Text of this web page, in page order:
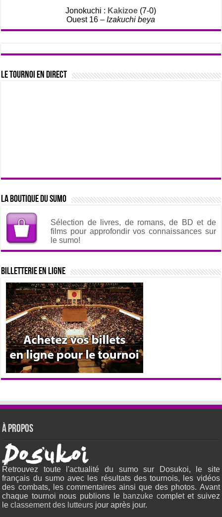
Jonokuchi : Kakizoe (7-0)
Ouest 16 –Izakuchi beya
Le tournoi en direct
La boutique du sumo
Sélection de livres, de romans, de BD et de
films pour approfondir vos connaissances sur
le sumo!
Billetterie en ligne
À propos
Retrouvez toute l'actualité du sumo sur Dosukoi, le site
français du sumo avec les résultats des tournois, les vidéos
des combats, les commentaires ainsi que des photos. Avant
chaque tournoi nous publions le banzuke complet et suivez
leclassement des lutteurs jour après jour.